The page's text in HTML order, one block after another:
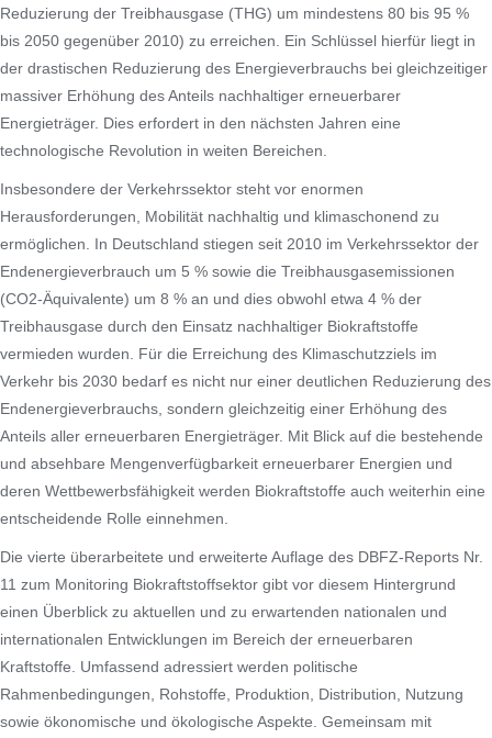
Reduzierung der Treibhausgase (THG) um mindestens 80 bis 95 %
bis 2050 gegenüber 2010) zu erreichen. Ein Schlüssel hierfür liegt in
der drastischen Reduzierung des Energieverbrauchs bei gleichzeitiger
massiver Erhöhung des Anteils nachhaltiger erneuerbarer
Energieträger. Dies erfordert in den nächsten Jahren eine
technologische Revolution in weiten Bereichen.
Insbesondere der Verkehrssektor steht vor enormen
Herausforderungen, Mobilität nachhaltig und klimaschonend zu
ermöglichen. In Deutschland stiegen seit 2010 im Verkehrssektor der
Endenergieverbrauch um 5 % sowie die Treibhausgasemissionen
(CO2-Äquivalente) um 8 % an und dies obwohl etwa 4 % der
Treibhausgase durch den Einsatz nachhaltiger Biokraftstoffe
vermieden wurden. Für die Erreichung des Klimaschutzziels im
Verkehr bis 2030 bedarf es nicht nur einer deutlichen Reduzierung des
Endenergieverbrauchs, sondern gleichzeitig einer Erhöhung des
Anteils aller erneuerbaren Energieträger. Mit Blick auf die bestehende
und absehbare Mengenverfügbarkeit erneuerbarer Energien und
deren Wettbewerbsfähigkeit werden Biokraftstoffe auch weiterhin eine
entscheidende Rolle einnehmen.
Die vierte überarbeitete und erweiterte Auflage des DBFZ-Reports Nr.
11 zum Monitoring Biokraftstoffsektor gibt vor diesem Hintergrund
einen Überblick zu aktuellen und zu erwartenden nationalen und
internationalen Entwicklungen im Bereich der erneuerbaren
Kraftstoffe. Umfassend adressiert werden politische
Rahmenbedingungen, Rohstoffe, Produktion, Distribution, Nutzung
sowie ökonomische und ökologische Aspekte. Gemeinsam mit